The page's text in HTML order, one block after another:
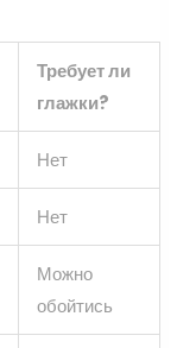
Требует ли
глажки?
Нет
Нет
Можно
обойтись